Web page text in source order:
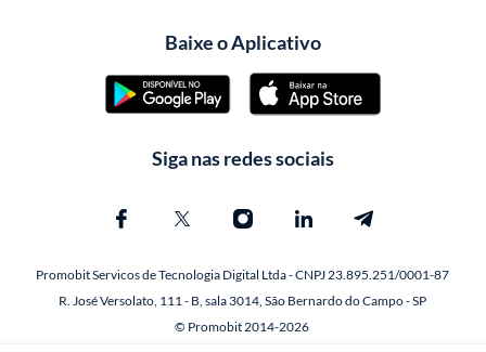
Baixe o Aplicativo
Siga nas redes sociais
Promobit Servicos de Tecnologia Digital Ltda - CNPJ 23.895.251/0001-87
R. José Versolato, 111 - B, sala 3014, São Bernardo do Campo - SP
© Promobit 2014-2026